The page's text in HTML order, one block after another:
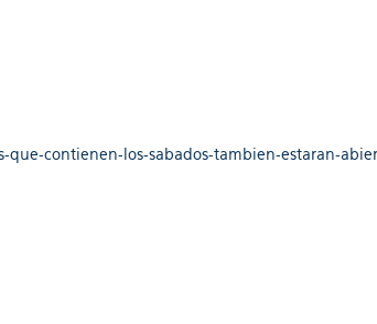
contienen-los-sabados-tambien-estaran-